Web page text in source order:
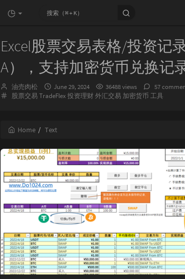
Excel股票交易表格/投资记
A），支持加密货币兑换记
Author：
油売肉松
发
布
June 29, 2024 36488 views 57
Categories：
股票交易 TradeFlex 投资理财外汇交易 加密货币 工具
Home Text